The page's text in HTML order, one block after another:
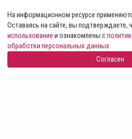
На информационном ресурсе
Оставаясь на сайте, вы подтверждаете,
использование и ознакомлены с
обработки персональных данных
Согласен